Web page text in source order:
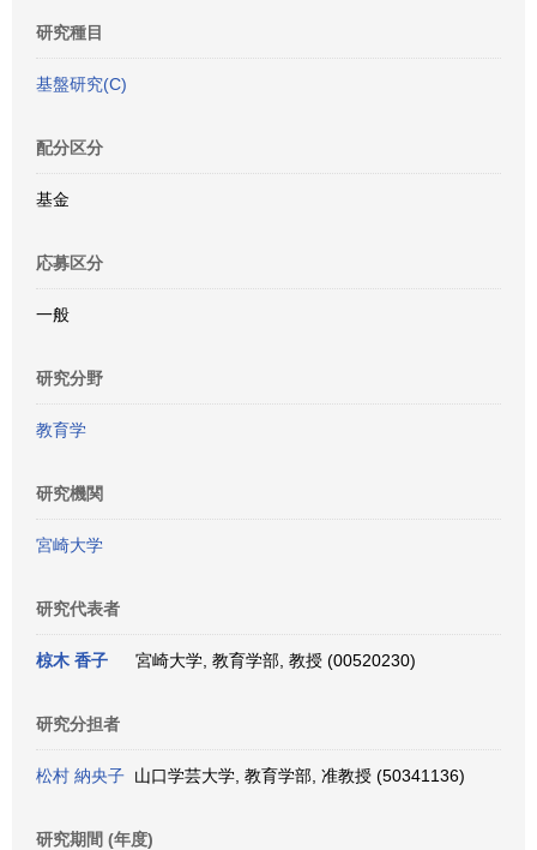
研究種目
基盤研究(C)
配分区分
基金
応募区分
一般
研究分野
教育学
研究機関
宮崎大学
研究代表者
椋木 香子 宮崎大学, 教育学部, 教授 (00520230)
研究分担者
松村 納央子 山口学芸大学, 教育学部, 准教授 (50341136)
研究期間 (年度)